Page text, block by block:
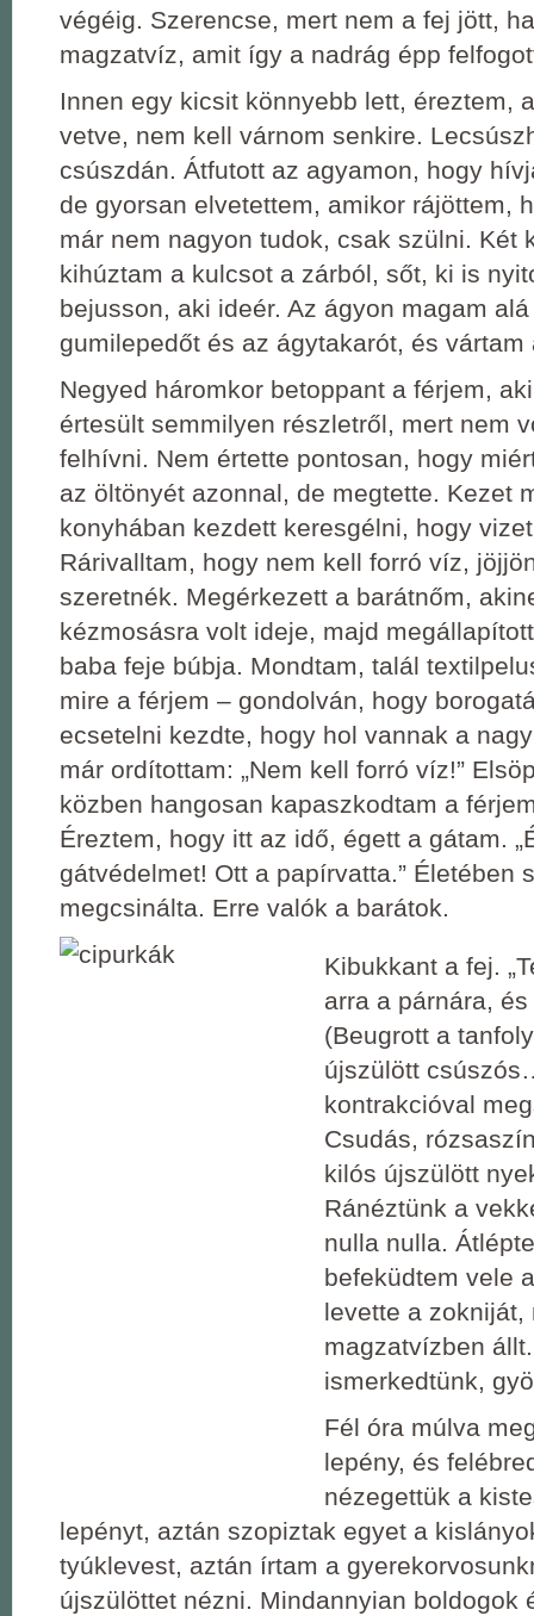
végéig. Szerencse, mert nem a fej jött,
magzatvíz, amit így a nadrág épp
Innen egy kicsit könnyebb lett, éreztem,
vetve, nem kell várnom senkire.
csúszdán. Átfutott az agyamon, hogy
de gyorsan elvetettem, amikor rájöttem,
már nem nagyon tudok, csak szülni. Két
kihúztam a kulcsot a zárból, sőt, ki is
bejusson, aki ideér. Az ágyon magam
gumilepedőt és az ágytakarót, és
Negyed háromkor betoppant a férjem,
értesült semmilyen részletről, mert nem
felhívni. Nem értette pontosan, hogy
az öltönyét azonnal, de megtette. Kezet
konyhában kezdett keresgélni, hogy
Rárivalltam, hogy nem kell forró víz,
szeretnék. Megérkezett a barátnőm,
kézmosásra volt ideje, majd
baba feje búbja. Mondtam, talál
mire a férjem – gondolván, hogy
ecsetelni kezdte, hogy hol vannak a
már ordítottam: „Nem kell forró víz!”
közben hangosan kapaszkodtam a
Éreztem, hogy itt az idő, égett a gátam.
gátvédelmet! Ott a papírvatta.” Életében
megcsinálta. Erre valók a barátok.
Kibukkant a fej.
arra a párnára, és
(Beugrott a
újszülött
kontrakcióval
Csudás,
kilós újszülött
Ránéztünk a
nulla nulla.
befeküdtem vele
levette a zokniját,
magzatvízben
ismerkedtünk,
Fél óra múlva
lepény, és
nézegettük a
lepényt, aztán szopiztak egyet a
tyúklevest, aztán írtam a
újszülöttet nézni. Mindannyian boldogok